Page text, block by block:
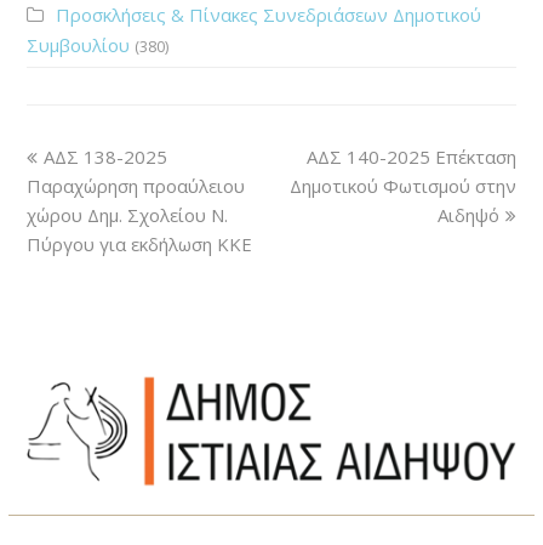
Προσκλήσεις & Πίνακες Συνεδριάσεων Δημοτικού
Συμβουλίου (380)
ΑΔΣ 138-2025
Παραχώρηση προαύλειου
χώρου Δημ. Σχολείου Ν.
Πύργου για εκδήλωση ΚΚΕ
ΑΔΣ 140-2025 Επέκταση
Δημοτικού Φωτισμού στην
Αιδηψό